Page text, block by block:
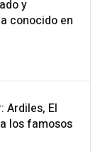
y
conocido en
Ardiles, El
los famosos